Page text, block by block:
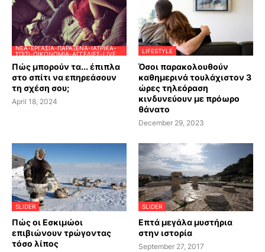
ΝΈΑ-ΕΡΓΑΣΊΑ-ΠΑΡΆΞΕΝΑ-ΙΑΤΡΙΚΆ-
ΣΠΊΤΙ-ΟΙΚΟΝΟΜΊΑ-ΑΓΓΕΛΊΕΣ-LIVE
Πώς μπορούν τα... έπιπλα
στο σπίτι να επηρεάσουν
τη σχέση σου;
April 18, 2024
LIFESTYLE
Όσοι παρακολουθούν
καθημερινά τουλάχιστον 3
ώρες τηλεόραση
κινδυνεύουν με πρόωρο
θάνατο
December 29, 2023
SLIDER
Πώς οι Εσκιμώοι
επιβιώνουν τρώγοντας
τόσο λίπος
SLIDER
Επτά μεγάλα μυστήρια
στην ιστορία
September 27, 2017